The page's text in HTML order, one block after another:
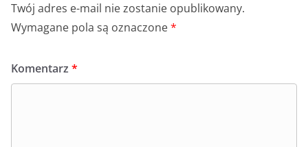
Twój adres e-mail nie zostanie opublikowany.
Wymagane pola są oznaczone*
Komentarz *